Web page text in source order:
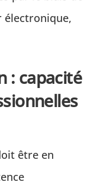
électronique,
: capacité
être en